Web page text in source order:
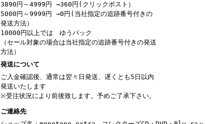
3890円～4999円 →360円(クリックポスト）
5000円～9999円 →0円(当社指定の追跡番号付きの
発送方法）
10000円以上では ゆうパック
（セール対象の場合は当社指定の追跡番号付きの発送
方法）
発送について
ご入金確認後、通常は翌々日発送、遅くとも5日以内
発送いたします
※受注状況により前後致します。予めご了承下さい。
ご連絡先